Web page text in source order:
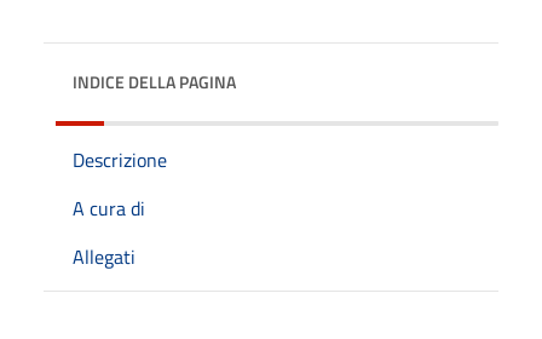
INDICE DELLA PAGINA
Descrizione
A cura di
Allegati